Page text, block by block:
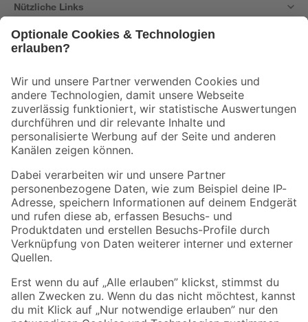
Nützliche Links
Der toom Newsletter: Keine Angebote und Aktionen mehr verpassen!
Zur Newsletter Anmeldung
Folge uns
Zahlungsarten Versandarten
Sicher einkaufen
Jetzt die toom-App herunterladen